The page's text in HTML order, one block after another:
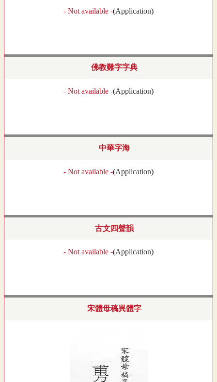
- Not available -(Application)
佛教難字字典
- Not available -(Application)
中華字海
- Not available -(Application)
古文四聲韻
- Not available -(Application)
宋體母稿異體字